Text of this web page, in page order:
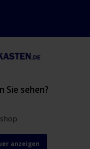
Sie sehen?
anzeigen